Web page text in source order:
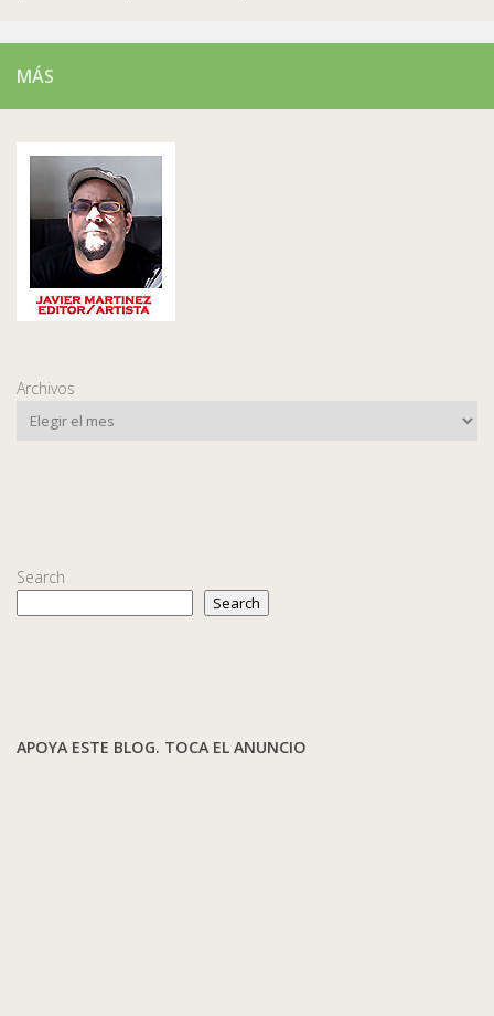
MÁS
Archivos
Search
Search
APOYA ESTE BLOG. TOCA EL ANUNCIO